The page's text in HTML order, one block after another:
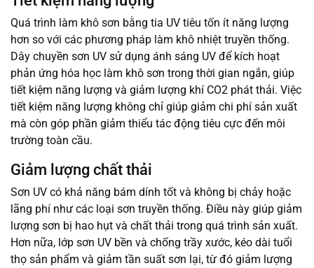
Quá trình làm khô sơn bằng tia UV tiêu tốn ít năng lượng
hơn so với các phương pháp làm khô nhiệt truyền thống.
Dây chuyền sơn UV sử dụng ánh sáng UV để kích hoạt
phản ứng hóa học làm khô sơn trong thời gian ngắn, giúp
tiết kiệm năng lượng và giảm lượng khí CO2 phát thải. Việc
tiết kiệm năng lượng không chỉ giúp giảm chi phí sản xuất
mà còn góp phần giảm thiểu tác động tiêu cực đến môi
trường toàn cầu.
Giảm lượng chất thải
Sơn UV có khả năng bám dính tốt và không bị chảy hoặc
lãng phí như các loại sơn truyền thống. Điều này giúp giảm
lượng sơn bị hao hụt và chất thải trong quá trình sản xuất.
Hơn nữa, lớp sơn UV bền và chống trầy xước, kéo dài tuổi
thọ sản phẩm và giảm tần suất sơn lại, từ đó giảm lượng